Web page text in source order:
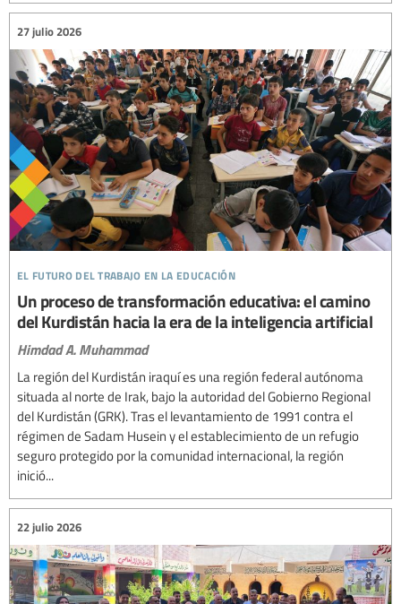
el futuro del trabajo en la educación
27 julio 2026
Un proceso de transformación educativa: el camino
del Kurdistán hacia la era de la inteligencia artificial
Himdad A. Muhammad
La región del Kurdistán iraquí es una región federal autónoma
situada al norte de Irak, bajo la autoridad del Gobierno Regional
del Kurdistán (GRK). Tras el levantamiento de 1991 contra el
régimen de Sadam Husein y el establecimiento de un refugio
seguro protegido por la comunidad internacional, la región
inició...
22 julio 2026